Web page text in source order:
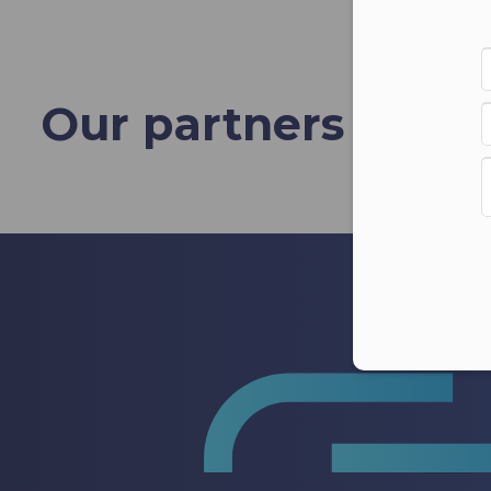
Our partners